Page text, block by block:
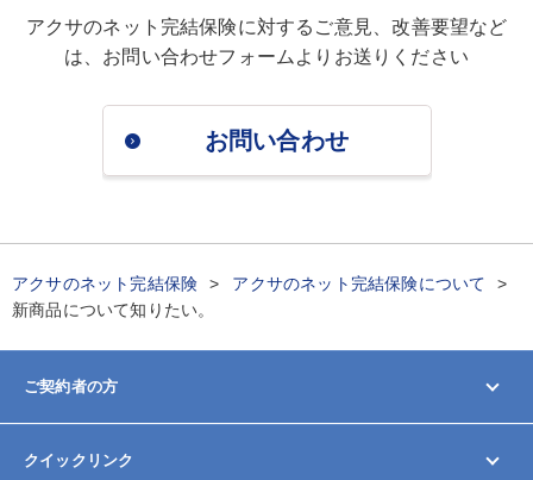
アクサのネット完結保険に対するご意見、改善要望など
は、 お問い合わせフォームよりお送りください
お問い合わせ
アクサのネット完結保険
アクサのネット完結保険について
新商品について知りたい。
ご契約者の方
契約内容の変更/確認
クイックリンク